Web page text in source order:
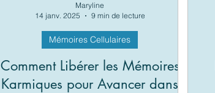
Comment Libérer les Mémoires
Karmiques pour Avancer dans
Mémoires Cellulaires
Maryline
14 janv. 2025
9 min de lecture